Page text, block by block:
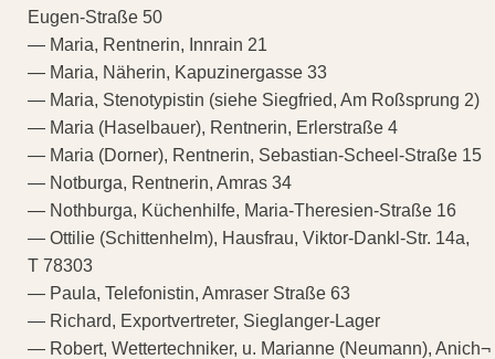
Eugen-Straße 50
— Maria, Rentnerin, Innrain 21
— Maria, Näherin, Kapuzinergasse 33
— Maria, Stenotypistin (siehe Siegfried, Am Roßsprung 2)
— Maria (Haselbauer), Rentnerin, Erlerstraße 4
— Maria (Dorner), Rentnerin, Sebastian-Scheel-Straße 15
— Notburga, Rentnerin, Amras 34
— Nothburga, Küchenhilfe, Maria-Theresien-Straße 16
— Ottilie (Schittenhelm), Hausfrau, Viktor-Dankl-Str. 14a,
T 78303
— Paula, Telefonistin, Amraser Straße 63
— Richard, Exportvertreter, Sieglanger-Lager
— Robert, Wettertechniker, u. Marianne (Neumann), Anich¬